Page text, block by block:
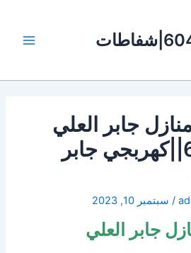
الكويت|60497772|شفاطات
جابر العلي
||60497772||كهربجي جابر
/ سبتمبر 10, 2023
جابر العلي